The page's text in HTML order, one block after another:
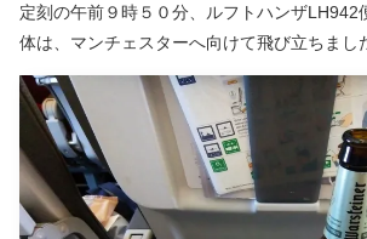
定刻の午前９時５０分、ルフトハンザLH942
体は、マンチェスターへ向けて飛び立ちまし